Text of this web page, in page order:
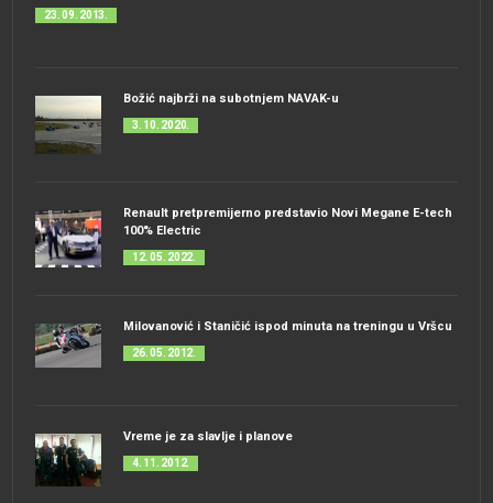
23. 09. 2013.
Božić najbrži na subotnjem NAVAK-u
3. 10. 2020.
Renault pretpremijerno predstavio Novi Megane E-tech
100% Electric
12. 05. 2022.
Milovanović i Staničić ispod minuta na treningu u Vršcu
26. 05. 2012.
Vreme je za slavlje i planove
4. 11. 2012.